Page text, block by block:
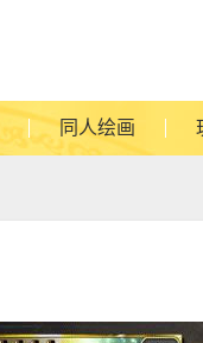
同人绘画